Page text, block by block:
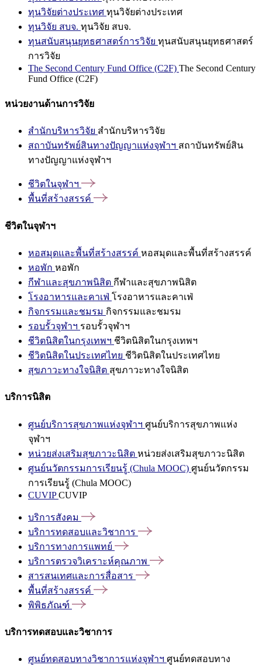
ทุนวิจัยต่างประเทศ ทุนวิจัยต่างประเทศ
ทุนวิจัย สบจ. ทุนวิจัย สบจ.
ทุนสนับสนุนยุทธศาสตร์การวิจัย ทุนสนับสนุนยุทธศาสตร์
การวิจัย
The Second Century Fund Office (C2F) The Second Century
Fund Office (C2F)
หน่วยงานด้านการวิจัย
สำนักบริหารวิจัย สำนักบริหารวิจัย
สถาบันทรัพย์สินทางปัญญาแห่งจุฬาฯ สถาบันทรัพย์สิน
ทางปัญญาแห่งจุฬาฯ
ชีวิตในจุฬาฯ
พื้นที่สร้างสรรค์
ชีวิตในจุฬาฯ
หอสมุดและพื้นที่สร้างสรรค์ หอสมุดและพื้นที่สร้างสรรค์
หอพัก หอพัก
กีฬาและสุขภาพนิสิต กีฬาและสุขภาพนิสิต
โรงอาหารและคาเฟ่ โรงอาหารและคาเฟ่
กิจกรรมและชมรม กิจกรรมและชมรม
รอบรั้วจุฬาฯ รอบรั้วจุฬาฯ
ชีวิตนิสิตในกรุงเทพฯ ชีวิตนิสิตในกรุงเทพฯ
ชีวิตนิสิตในประเทศไทย ชีวิตนิสิตในประเทศไทย
สุขภาวะทางใจนิสิต สุขภาวะทางใจนิสิต
บริการนิสิต
ศูนย์บริการสุขภาพแห่งจุฬาฯ ศูนย์บริการสุขภาพแห่ง
จุฬาฯ
หน่วยส่งเสริมสุขภาวะนิสิต หน่วยส่งเสริมสุขภาวะนิสิต
ศูนย์นวัตกรรมการเรียนรู้ (Chula MOOC) ศูนย์นวัตกรรม
การเรียนรู้ (Chula MOOC)
CUVIPCUVIP
บริการสังคม
บริการทดสอบและวิชาการ
บริการทางการแพทย์
บริการตรวจวิเคราะห์คุณภาพ
สารสนเทศและการสื่อสาร
พื้นที่สร้างสรรค์
พิพิธภัณฑ์
บริการทดสอบและวิชาการ
ศูนย์ทดสอบทางวิชาการแห่งจุฬาฯ ศูนย์ทดสอบทาง